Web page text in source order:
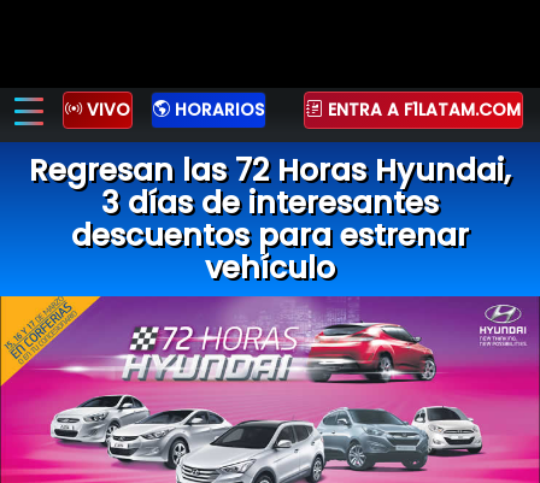
VIVO HORARIOS ENTRA A F1LATAM.COM
Regresan las 72 Horas Hyundai,
3 días de interesantes
descuentos para estrenar
vehículo